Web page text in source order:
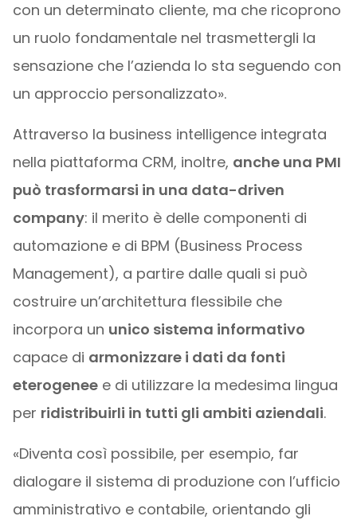
con un determinato cliente, ma che ricoprono
un ruolo fondamentale nel trasmettergli la
sensazione che l’azienda lo sta seguendo con
un approccio personalizzato».
Attraverso la business intelligence integrata
nella piattaforma CRM, inoltre, anche una PMI
può trasformarsi in una data-driven
company: il merito è delle componenti di
automazione e di BPM (Business Process
Management), a partire dalle quali si può
costruire un’architettura flessibile che
incorpora un unico sistema informativo
capace di armonizzare i dati da fonti
eterogeneee di utilizzare la medesima lingua
per ridistribuirli in tutti gli ambiti aziendali.
«Diventa così possibile, per esempio, far
dialogare il sistema di produzione con l’ufficio
amministrativo e contabile, orientando gli